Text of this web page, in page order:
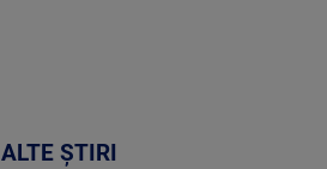
ALTE ȘTIRI